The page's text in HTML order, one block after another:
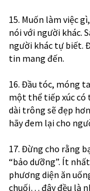
15. Muốn làm việc
nói với người khác.
người khác tự biết.
tin mang đến.
16. Đầu tóc, móng
một thể tiếp xúc có
dài trông sẽ đẹp
hãy đem lại cho
17. Đừng cho rằng
“bảo dưỡng”. Ít
phương diện ăn
chuối… đây đều là